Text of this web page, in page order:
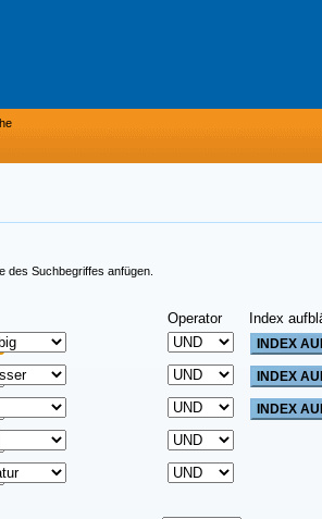
des Suchbegriffes anfügen.
Operator Index